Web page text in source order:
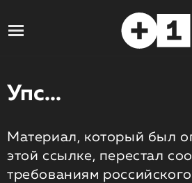
Упс...
Материал, который был
этой ссылке, перестал
требованиям российского